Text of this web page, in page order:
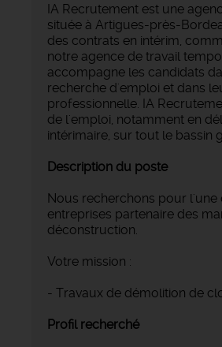
IA Recrutement est une
située à Artigues-près-
des contrats en intérim,
notre agence de travail
accompagne les candidats
recherche d'emploi et dans
professionnelle. IA
de l'emploi, notamment en
intérimaire, sur tout le bassin
Description du poste
Nous recherchons pour l'une
entreprises partenaire des
déconstruction.
Votre mission :
- Travaux de démolition de
Profil recherché